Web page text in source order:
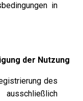
in
der Nutzung
des